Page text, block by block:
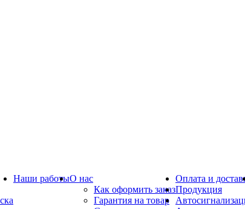
Наши работыО нас
Как оформить заказ
Гарантия на товар
Оплата и
Продукция